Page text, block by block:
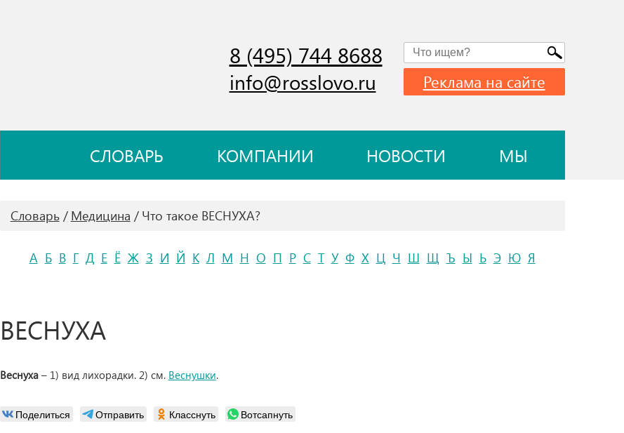
8 (495) 744 8688
info@rosslovo.ru Реклама на сайте
СЛОВАРЬ КОМПАНИИ НОВОСТИ МЫ
Словарь Медицина Что такое ВЕСНУХА?
А Б В Г Д Е Ё Ж З И Й К Л М Н О П Р С Т У Ф Х Ц Ч Ш Щ Ъ Ы Ь Э Ю Я
ВЕСНУХА
Веснуха– 1) вид лихорадки. 2) см. Веснушки.
Поделиться Отправить Класснуть Вотсапнуть